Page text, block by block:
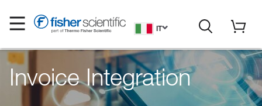
IT
Invoice Integration